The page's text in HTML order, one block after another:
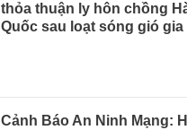
thỏa thuận ly hôn chồng
Quốc sau loạt sóng gió gia
Cảnh Báo An Ninh Mạng: